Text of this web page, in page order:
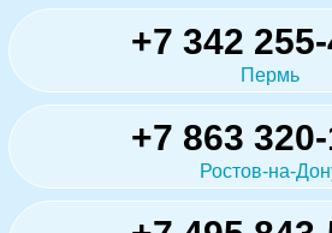
+7 342
Пермь
+7 863
Ростов-на-